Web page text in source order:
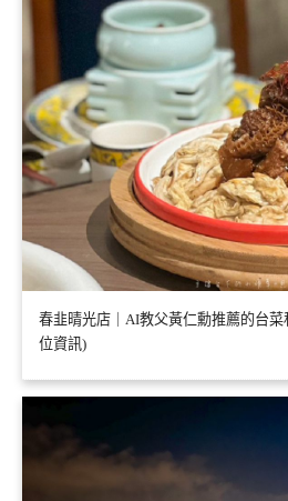
春韭晴光店｜AI教父黃仁勳推薦的台菜
位資訊)